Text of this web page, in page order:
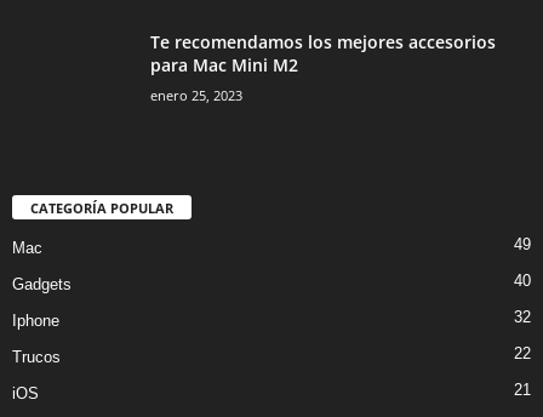
Te recomendamos los mejores accesorios
para Mac Mini M2
enero 25, 2023
CATEGORÍA POPULAR
Mac 49
Gadgets 40
Iphone 32
Trucos 22
iOS
21